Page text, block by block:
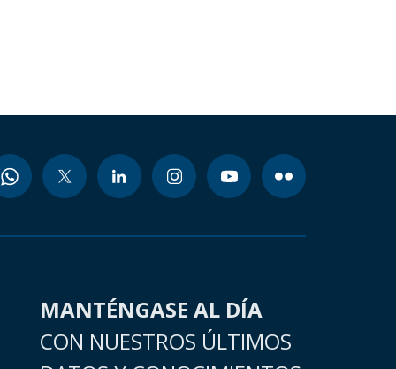
MANTÉNGASE AL DÍA
CON NUESTROS ÚLTIMOS